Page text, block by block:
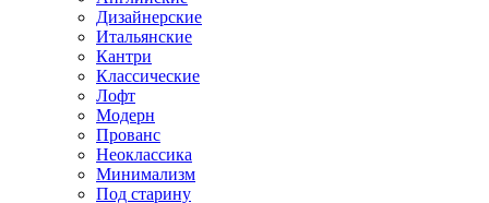
Дизайнерские
Итальянские
Кантри
Классические
Лофт
Модерн
Прованс
Неоклассика
Минимализм
Под старину